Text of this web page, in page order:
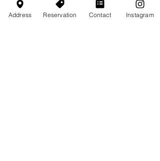
Address Reservation Contact Instagram